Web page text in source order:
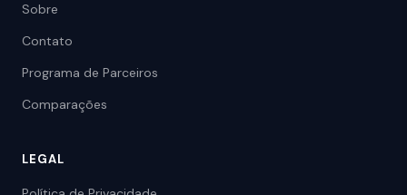
Sobre
Contato
Programa de Parceiros
Comparações
LEGAL